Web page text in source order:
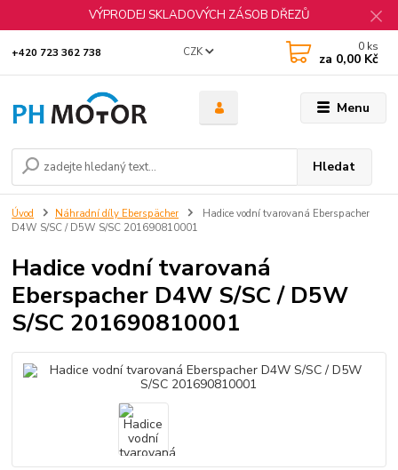
VÝPRODEJ SKLADOVÝCH ZÁSOB DŘEZŮ
Menu
CZK
Hledat
+420 723 362 738 0 ks
za 0,00 Kč
Úvod Náhradní díly Eberspächer
Hadice vodní tvarovaná Eberspacher
D4W S/SC / D5W S/SC 201690810001
Hadice vodní tvarovaná
Eberspacher D4W S/SC / D5W
S/SC 201690810001